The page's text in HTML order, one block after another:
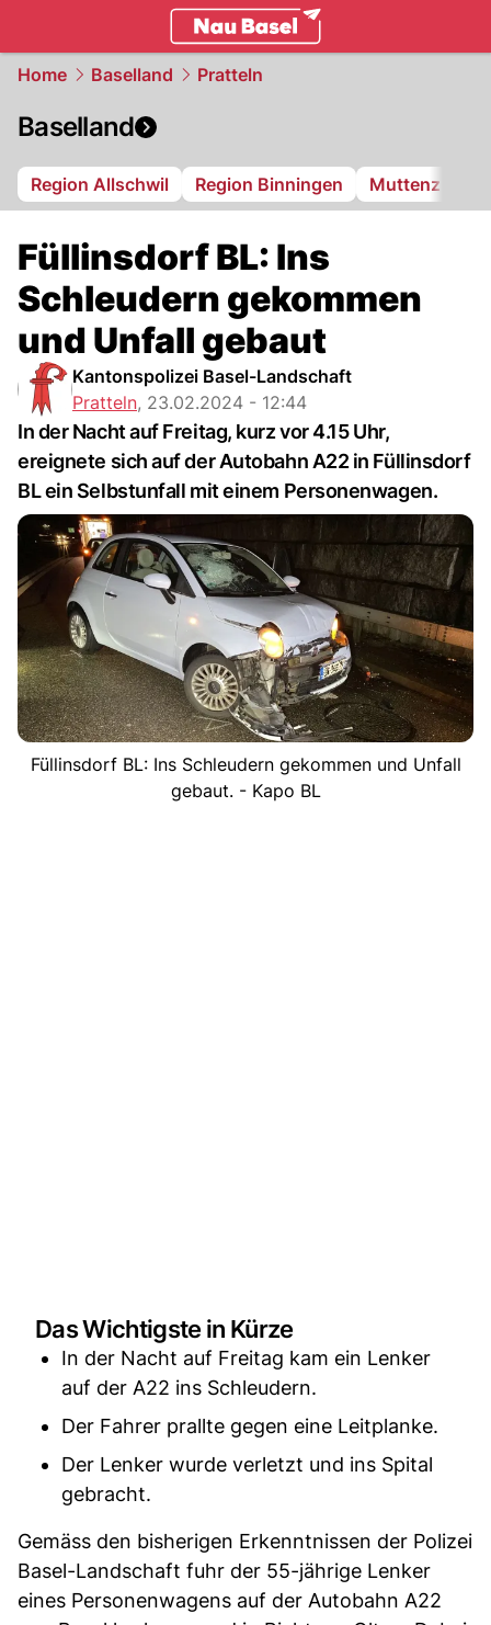
Home Baselland Pratteln
Baselland
Region Allschwil Region Binningen Muttenz
Füllinsdorf BL: Ins
Schleudern gekommen
und Unfall gebaut
Kantonspolizei Basel-Landschaft
Pratteln, 23.02.2024 - 12:44
In der Nacht auf Freitag, kurz vor 4.15 Uhr,
ereignete sich auf der Autobahn A22 in Füllinsdorf
BL ein Selbstunfall mit einem Personenwagen.
Füllinsdorf BL: Ins Schleudern gekommen und Unfall
gebaut. - Kapo BL
Das Wichtigste in Kürze
In der Nacht auf Freitag kam ein Lenker
auf der A22 ins Schleudern.
Der Fahrer prallte gegen eine Leitplanke.
Der Lenker wurde verletzt und ins Spital
gebracht.
Gemäss den bisherigen Erkenntnissen der Polizei
Basel-Landschaft fuhr der 55-jährige Lenker
eines Personenwagens auf der Autobahn A22